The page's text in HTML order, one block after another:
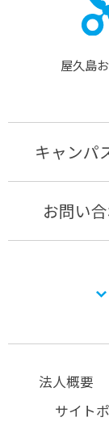
屋久島
キャンパ
お問い
法人概要
サイト